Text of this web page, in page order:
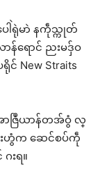
ါဲရုဲမာဲ နကဵုသ္ကုတ်
ရောင် ညးမဒှ်ဝ
New Straits
ာဇြဳယာန်တအ်ဝွံ လ္
းဟွံက ဆေင်စပ်ကဵု
းရ။